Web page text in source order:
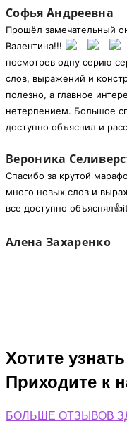
Софья Андреевна
Прошёл замечательный
Валентина!!!
посмотрев одну серию
слов, выражений и
полезно, а главное
нетерпением. Большое
доступно объяснил и
Вероника
Спасибо за крутой
много новых слов и
все доступно
Алена Захаренко
Хотите
Приходите к
БОЛЬШЕ ОТЗЫВОВ